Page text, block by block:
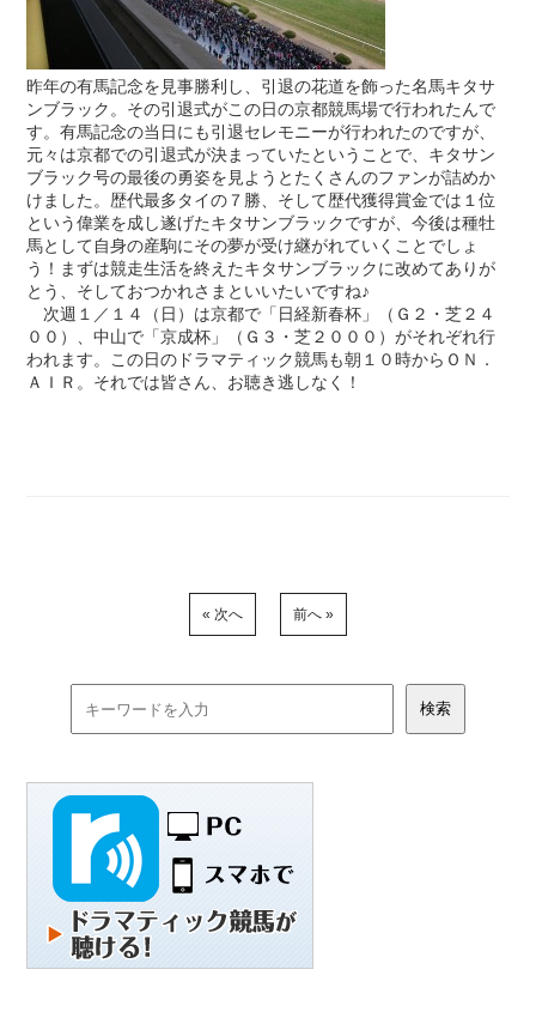
昨年の有馬記念を見事勝利し、引退の花道を飾った名馬キタサ
ンブラック。その引退式がこの日の京都競馬場で行われたんで
す。有馬記念の当日にも引退セレモニーが行われたのですが、
元々は京都での引退式が決まっていたということで、キタサン
ブラック号の最後の勇姿を見ようとたくさんのファンが詰めか
けました。歴代最多タイの７勝、そして歴代獲得賞金では１位
という偉業を成し遂げたキタサンブラックですが、今後は種牡
馬として自身の産駒にその夢が受け継がれていくことでしょ
う！まずは競走生活を終えたキタサンブラックに改めてありが
とう、そしておつかれさまといいたいですね♪
次週１／１４（日）は京都で「日経新春杯」（Ｇ２・芝２４
００）、中山で「京成杯」（Ｇ３・芝２０００）がそれぞれ行
われます。この日のドラマティック競馬も朝１０時からＯＮ．
ＡＩＲ。それでは皆さん、お聴き逃しなく！
« 次へ 前へ »